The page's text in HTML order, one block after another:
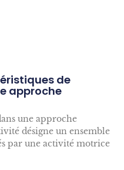
de
approche
une approche
désigne un ensemble
par une activité motrice